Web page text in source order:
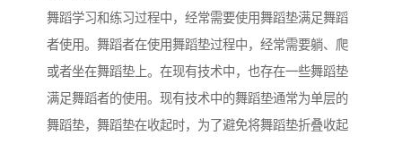
舞蹈学习和练习过程中，经常需要使用舞蹈垫满足舞蹈
者使用。舞蹈者在使用舞蹈垫过程中，经常需要躺、爬
或者坐在舞蹈垫上。在现有技术中，也存在一些舞蹈垫
满足舞蹈者的使用。现有技术中的舞蹈垫通常为单层的
舞蹈垫，舞蹈垫在收起时，为了避免将舞蹈垫折叠收起